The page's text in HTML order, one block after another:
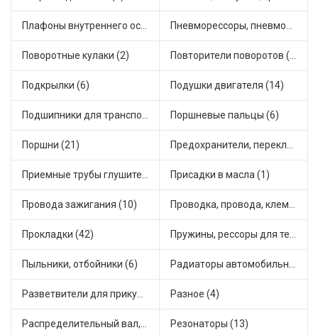
Плафоны внутреннего освещения (1) Пневморессоры, пневмоподушки (1)
Поворотные кулаки (2) Повторители поворотов (10)
Подкрылки (6) Подушки двигателя (14)
Подшипники для транспорта (43) Поршневые пальцы (6)
Поршни (21) Предохранители, переключатели, кнопки автомобильные (40)
Приемные трубы глушителя (5) Присадки в масла (1)
Провода зажигания (10) Проводка, провода, клеммы и разъемы (23)
Прокладки (42) Пружины, рессоры для техники (29)
Пыльники, отбойники (6) Радиаторы автомобильные (17)
Разветвители для прикуривателя (3) Разное (4)
Распределительный вал, шестерни распределительного (7) Резонаторы (13)